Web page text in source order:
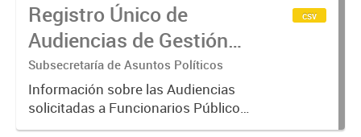
Registro Único de
Audiencias de Gestión
de Intereses
Subsecretaría de Asuntos Políticos
Información sobre las Audiencias
solicitadas a Funcionarios Públicos.
La misma surge del Registro Único
csv